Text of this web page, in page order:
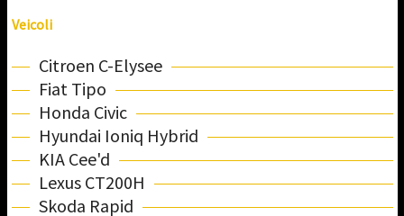
Veicoli
Citroen C-Elysee
Fiat Tipo
Honda Civic
Hyundai Ioniq Hybrid
KIA Cee'd
Lexus CT200H
Skoda Rapid